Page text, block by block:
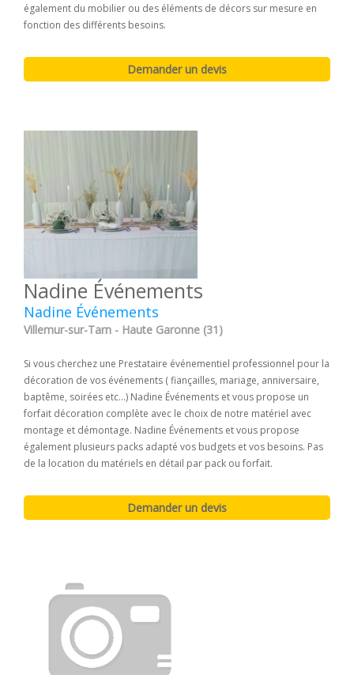
également du mobilier ou des éléments de décors sur mesure en
fonction des différents besoins.
Nadine Événements
Nadine Événements
Villemur-sur-Tarn - Haute Garonne (31)
Si vous cherchez une Prestataire événementiel professionnel pour la
décoration de vos événements ( fiançailles, mariage, anniversaire,
baptême, soirées etc...) Nadine Événements et vous propose un
forfait décoration complète avec le choix de notre matériel avec
montage et démontage. Nadine Événements et vous propose
également plusieurs packs adapté vos budgets et vos besoins. Pas
de la location du matériels en détail par pack ou forfait.